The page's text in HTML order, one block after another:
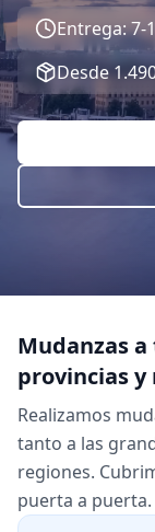
Entrega:7-
Desde
Mudanzas a
provincias y
Realizamos
tanto a las
regiones.
puerta a puerta.